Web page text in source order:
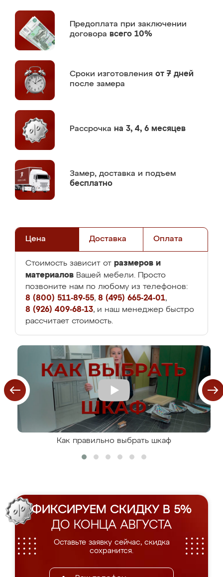
Предоплата при заключении
договора всего 10%
Сроки изготовления от 7 дней
после замера
Рассрочка на 3, 4, 6 месяцев
Замер, доставка и подъем
бесплатно
Цена Доставка Оплата
Стоимость зависит от размеров и
материалов Вашей мебели. Просто
позвоните нам по любому из телефонов:
8 (800) 511-89-55, 8 (495) 665-24-01,
8 (926) 409-68-13, и наш менеджер быстро
рассчитает стоимость.
Как правильно выбрать шкаф
ФИКСИРУЕМ СКИДКУ В 5%
ДО КОНЦА АВГУСТА
Оставьте заявку сейчас, скидка
сохранится.